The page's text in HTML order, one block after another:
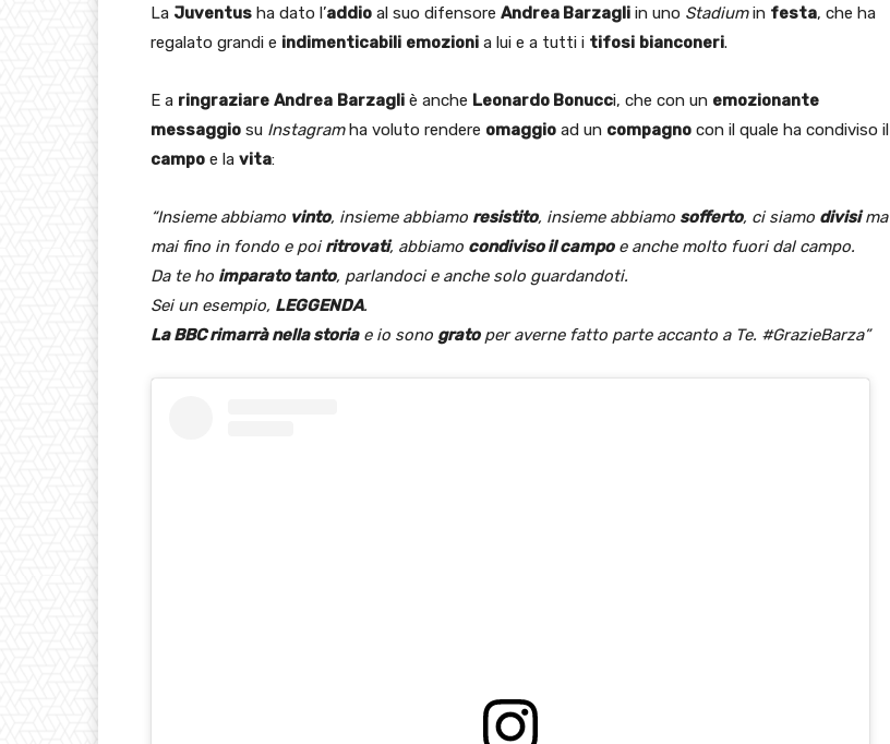
La Juventus ha dato l’addio al suo difensore Andrea Barzagli in uno Stadiumin festa, che ha
regalato grandi e indimenticabili emozioni a lui e a tutti i tifosi bianconeri.
E a ringraziare Andrea Barzagli è anche Leonardo Bonucci, che con un emozionante
messaggio su Instagramha voluto rendere omaggio ad un compagno con il quale ha condiviso il
campo e la vita:
“Insieme abbiamo vinto, insieme abbiamo resistito, insieme abbiamo sofferto, ci siamo divisima
mai fino in fondo e poiritrovati, abbiamo condiviso il campoe anche molto fuori dal campo.
Da te ho imparato tanto, parlandoci e anche solo guardandoti.
Sei un esempio, LEGGENDA.
La BBC rimarrà nella storiae io sono gratoper averne fatto parte accanto a Te. #GrazieBarza”